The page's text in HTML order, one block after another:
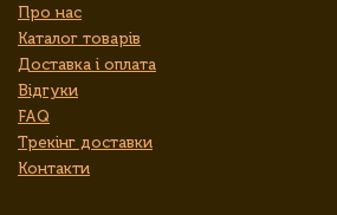
Про нас
Каталог товарів
Доставка і оплата
Відгуки
FAQ
Трекінг доставки
Контакти